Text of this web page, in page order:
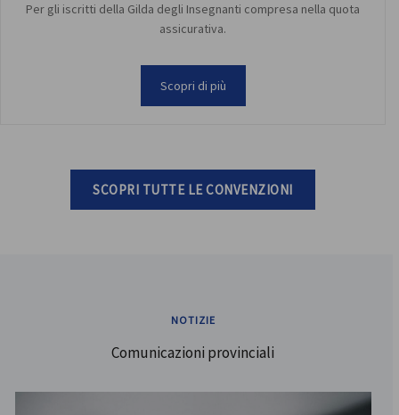
Per gli iscritti della Gilda degli Insegnanti compresa nella quota
assicurativa.
Scopri di più
SCOPRI TUTTE LE CONVENZIONI
NOTIZIE
Comunicazioni provinciali